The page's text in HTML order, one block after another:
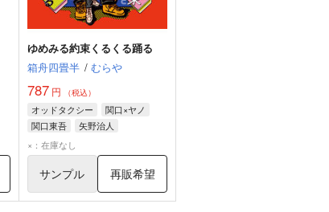
ゆめみる約束くるくる踊る
箱舟四畳半 / むらや
787円 （税込）
オッドタクシー
関口×ヤノ
関口東吾
矢野治人
×：在庫なし
サンプル 再販希望